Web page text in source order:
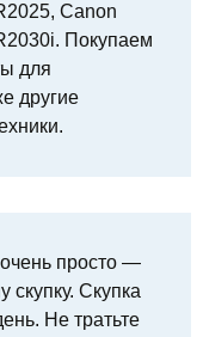
Canon
Покупаем
для
другие
просто —
скупку. Скупка
Не тратьте